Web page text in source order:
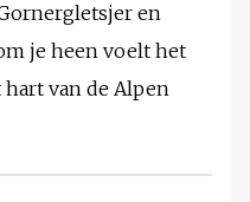
en
je heen voelt het
van de Alpen